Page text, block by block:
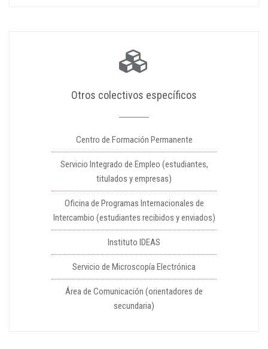
Otros colectivos específicos
Centro de Formación Permanente
Servicio Integrado de Empleo (estudiantes,
titulados y empresas)
Oficina de Programas Internacionales de
Intercambio (estudiantes recibidos y enviados)
Instituto IDEAS
Servicio de Microscopía Electrónica
Área de Comunicación (orientadores de
secundaria)